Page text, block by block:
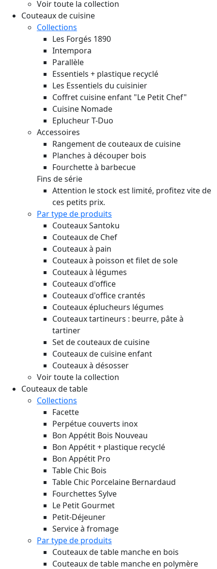
Voir toute la collection
Couteaux de cuisine
Collections
Les Forgés 1890
Intempora
Parallèle
Essentiels + plastique recyclé
Les Essentiels du cuisinier
Coffret cuisine enfant "Le Petit Chef"
Cuisine Nomade
Eplucheur T-Duo
Accessoires
Rangement de couteaux de cuisine
Planches à découper bois
Fourchette à barbecue
Fins de série
Attention le stock est limité, profitez vite de
ces petits prix.
Par type de produits
Couteaux Santoku
Couteaux de Chef
Couteaux à pain
Couteaux à poisson et filet de sole
Couteaux à légumes
Couteaux d'office
Couteaux d'office crantés
Couteaux éplucheurs légumes
Couteaux tartineurs : beurre, pâte à
tartiner
Set de couteaux de cuisine
Couteaux de cuisine enfant
Couteaux à désosser
Voir toute la collection
Couteaux de table
Collections
Facette
Perpétue couverts inox
Bon Appétit Bois Nouveau
Bon Appétit + plastique recyclé
Bon Appétit Pro
Table Chic Bois
Table Chic Porcelaine Bernardaud
Fourchettes Sylve
Le Petit Gourmet
Petit-Déjeuner
Service à fromage
Par type de produits
Couteaux de table manche en bois
Couteaux de table manche en polymère